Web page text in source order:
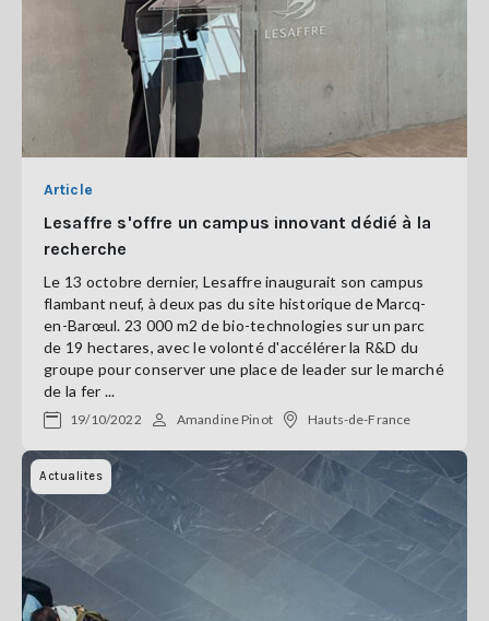
Article
Lesaffre s'offre un campus innovant dédié à la
recherche
Le 13 octobre dernier, Lesaffre inaugurait son campus
flambant neuf, à deux pas du site historique de Marcq-
en-Barœul. 23 000 m2 de bio-technologies sur un parc
de 19 hectares, avec le volonté d'accélérer la R&D du
groupe pour conserver une place de leader sur le marché
de la fer ...
19/10/2022 Amandine Pinot Hauts-de-France
Actualites